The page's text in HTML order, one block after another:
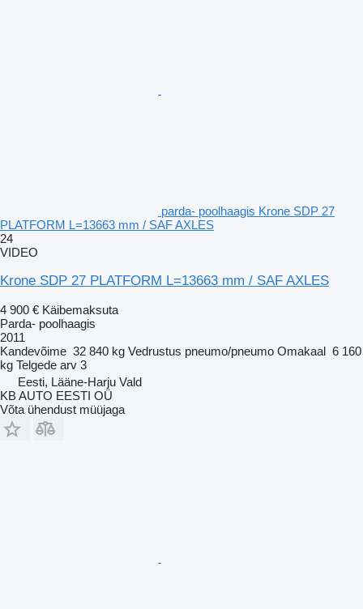
parda- poolhaagis Krone SDP 27
PLATFORM L=13663 mm / SAF AXLES
24
VIDEO
Krone SDP 27 PLATFORM L=13663 mm / SAF AXLES
4 900 € Käibemaksuta
Parda- poolhaagis
2011
Kandevõime 32 840 kg Vedrustus pneumo/pneumo Omakaal 6 160
kg Telgede arv 3
Eesti, Lääne-Harju Vald
KB AUTO EESTI OÜ
Võta ühendust müüjaga